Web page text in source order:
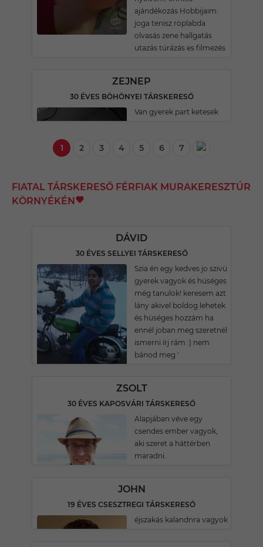
ajándékozás Hobbijaim:
joga tenisz röplabda
olvasás zene hallgatás
utazás túrázás es filmezés
ZEJNEP
30 ÉVES BÖHÖNYEI TÁRSKERESŐ
Van gyerek part ketesek
1 2 3 4 5 6 7
FIATAL TÁRSKERESŐ FÉRFIAK MURAKERESZTÚR
KÖRNYÉKÉN
DÁVID
30 ÉVES SELLYEI TÁRSKERESŐ
Szia én egy kedves jo szivü
gyerek vagyok és hüséges
még tanulok! keresem azt
lány akivel boldog lehetek
és hüséges hozzám ha
ennél joban meg szeretnél
ismerni írj rám :) nem
bánod meg '
ZSOLT
30 ÉVES KAPOSVÁRI TÁRSKERESŐ
Alapjában véve egy
csendes ember vagyok,
aki szeret a háttérben
maradni.
JOHN
19 ÉVES CSESZTREGI TÁRSKERESŐ
éjszakás kalandnra vagyok